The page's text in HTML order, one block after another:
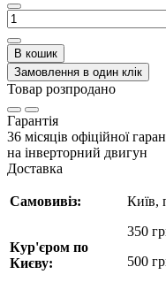
В кошик
Замовлення в один клік
Товар розпродано
Гарантія
36 місяців офіційної
на інверторний двигун
Доставка
Самовивіз:
Кур'єром по
Києву:
Київ,
350
500